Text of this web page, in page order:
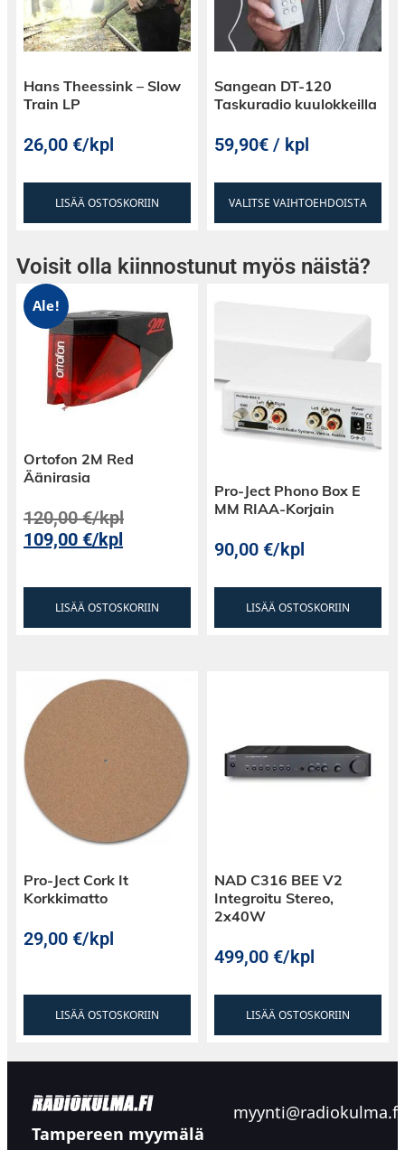
Hans Theessink – Slow
Train LP
26,00€/kpl
LISÄÄ OSTOSKORIIN
Sangean DT-120
Taskuradio kuulokkeilla
59,90€ / kpl
VALITSE VAIHTOEHDOISTA
Voisit olla kiinnostunut myös näistä?
Ale!
Ortofon 2M Red
Äänirasia
120,00€/kpl
109,00€/kpl
LISÄÄ OSTOSKORIIN
Pro-Ject Phono Box E
MM RIAA-Korjain
90,00€/kpl
LISÄÄ OSTOSKORIIN
Pro-Ject Cork It
Korkkimatto
29,00€/kpl
LISÄÄ OSTOSKORIIN
NAD C316 BEE V2
Integroitu Stereo,
2x40W
499,00€/kpl
LISÄÄ OSTOSKORIIN
Tampereen myymälä
myynti@radiokulma.fi